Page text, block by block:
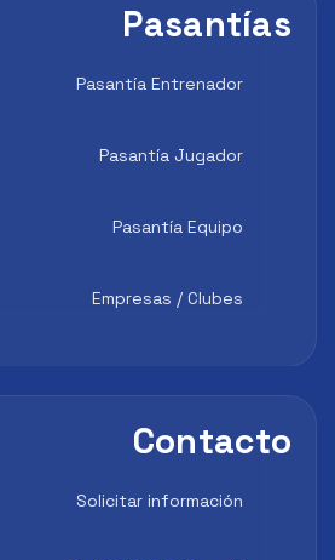
Pasantías
Pasantía Entrenador
Pasantía Jugador
Pasantía Equipo
Empresas / Clubes
Contacto
Solicitar información